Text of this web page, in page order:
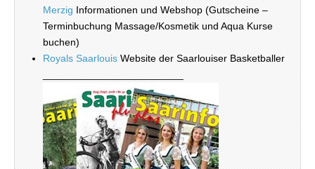
Merzig Informationen und Webshop (Gutscheine –
Terminbuchung Massage/Kosmetik und Aqua Kurse
buchen)
Royals Saarlouis Website der Saarlouiser Basketballer